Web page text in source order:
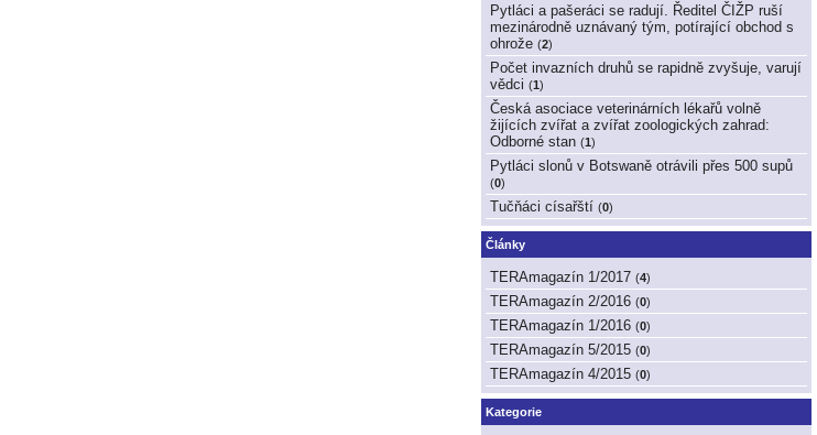
Pytláci a pašeráci se radují. Ředitel ČIŽP ruší
mezinárodně uznávaný tým, potírající obchod s
ohrože (2)
Počet invazních druhů se rapidně zvyšuje, varují
vědci (1)
Česká asociace veterinárních lékařů volně
žijících zvířat a zvířat zoologických zahrad:
Odborné stan (1)
Pytláci slonů v Botswaně otrávili přes 500 supů
(0)
Tučňáci císařští (0)
Články
TERAmagazín 1/2017 (4)
TERAmagazín 2/2016 (0)
TERAmagazín 1/2016 (0)
TERAmagazín 5/2015 (0)
TERAmagazín 4/2015 (0)
Kategorie